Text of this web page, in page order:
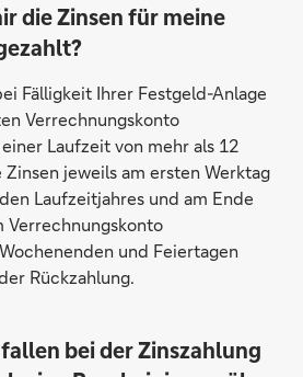
die Zinsen für meine
Fälligkeit Ihrer Festgeld-Anlage
Verrechnungskonto
Laufzeit von mehr als 12
jeweils am ersten Werktag
Laufzeitjahres und am Ende
Verrechnungskonto
und Feiertagen
Rückzahlung.
bei der Zinszahlung